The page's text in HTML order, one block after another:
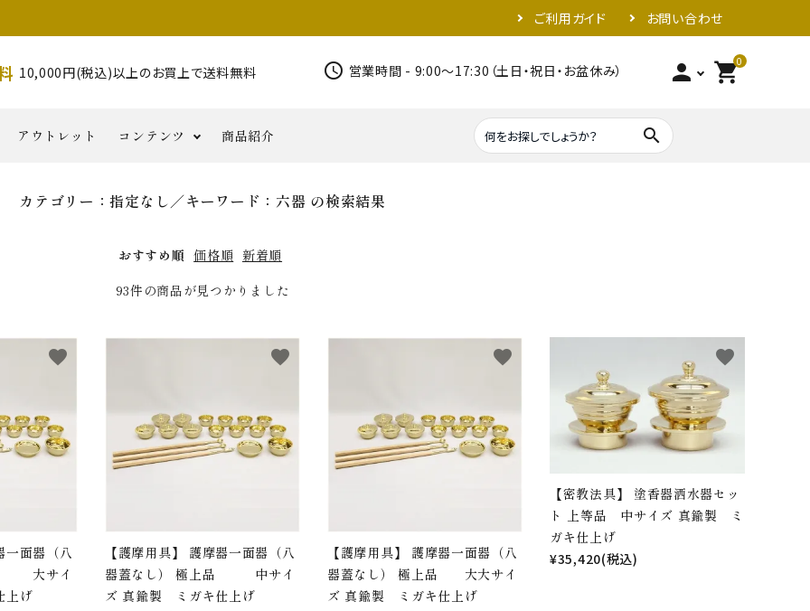
ご利用ガイド お問い合わせ
10,000円(税込)以上のお買上で送料無料 schedule 営業時間 - 9:00～17:30（土日・祝日・お盆休み） person 0
shopping_cart
その他仏具
ともに
Jewelry
アウトレット コンテンツ
知
せ
ラ
商品紹介 search
カテゴリー：指定なし／キーワード：六器 の検索結果
おすすめ順 価格順 新着順
93件の商品が見つかりました
一面器（八
大サイ
上げ
favorite
【護摩用具】 護摩器一面器（八
器蓋なし） 極上品 中サイ
ズ 真鍮製 ミガキ仕上げ
favorite
【護摩用具】 護摩器一面器（八
器蓋なし） 極上品 大大サイ
ズ 真鍮製 ミガキ仕上げ
favorite
【密教法具】 塗香器洒水器セッ
ト 上等品 中サイズ 真鍮製 ミ
ガキ仕上げ
¥35,420(税込)
favorite